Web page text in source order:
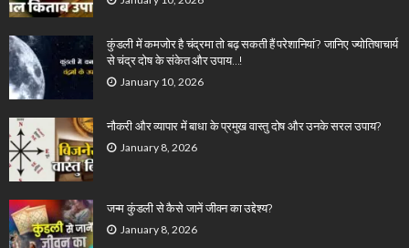
कुंडली में कमजोर है चंद्रमा तो बढ़ सकती हैं परेशानियां? जानिए ज्योतिषाचार्य
से चंद्र दोष के संकेत और उपाय…!
January 10, 2026
नौकरी और व्यापार में बाधा के प्रमुख वास्तु दोष और उनके सरल उपाय?
January 8, 2026
जन्म कुंडली से कैसे जानें जीवन का उद्देश्य?
January 8, 2026